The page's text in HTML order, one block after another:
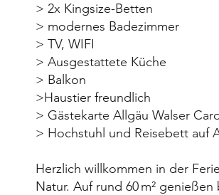
> 2x Kingsize-Betten
> modernes Badezimmer
> TV, WIFI
> Ausgestattete Küche
> Balkon
>Haustier freundlich
> Gästekarte Allgäu Walser Card
> Hochstuhl und Reisebett auf
Herzlich willkommen in der
Natur. Auf rund 60 m²